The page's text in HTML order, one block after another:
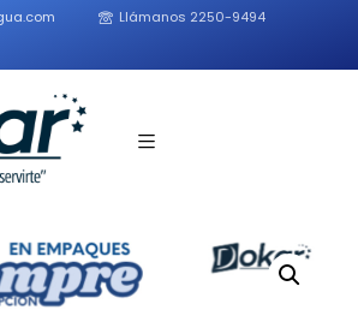
Llámanos 2250-9494